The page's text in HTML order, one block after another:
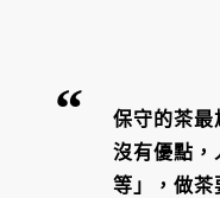
保守的茶最
沒有優點，
等」，做茶